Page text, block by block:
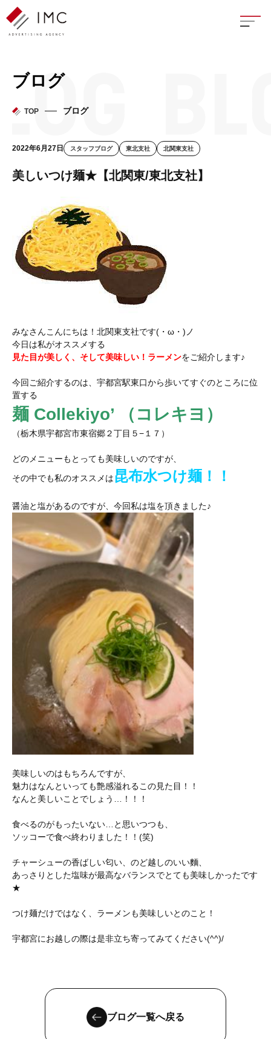
座談
ブログ
TOP ブログ
2022年6月27日 スタッフブログ 東北支社 北関東支社
美しいつけ麺★【北関東/東北支社】
みなさんこんにちは！北関東支社です(・ω・)ノ
今日は私がオススメする
見た目が美しく、そして美味しい！ラーメンをご紹介します♪
今回ご紹介するのは、宇都宮駅東口から歩いてすぐのところに位
置する
麺 Collekiyo’ （コレキヨ）
（栃木県宇都宮市東宿郷２丁目５−１７）
どのメニューもとっても美味しいのですが、
その中でも私のオススメは昆布水つけ麺！！
醤油と塩があるのですが、今回私は塩を頂きました♪
美味しいのはもちろんですが、
魅力はなんといっても艶感溢れるこの見た目！！
なんと美しいことでしょう…！！！
食べるのがもったいない…と思いつつも、
ソッコーで食べ終わりました！！(笑)
チャーシューの香ばしい匂い、のど越しのいい麵、
あっさりとした塩味が最高なバランスでとても美味しかったです
★
つけ麺だけではなく、ラーメンも美味しいとのこと！
宇都宮にお越しの際は是非立ち寄ってみてください(^^)/
ブログ一覧へ戻る